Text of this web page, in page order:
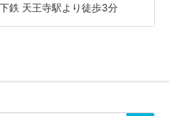
鉄 天王寺駅より徒歩3分